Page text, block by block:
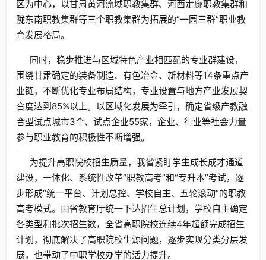
区为中心，以甘肃黄河流域职教集群、河西走廊职教集群和
陇东南职教集群等三个职教集群为拓展的“一园三群”职业教
育发展格局。
同时，稳步推进与区域特色产业相匹配的专业群建设，
围绕甘肃确定的装备制造、有色冶金、新材料等14条重点产
业链，不断优化专业布局结构，专业设置与地方产业发展契
合度达到85%以上。以区域化发展为牵引，确定省级产教融
合型试点城市3个、试点企业55家，企业、行业等社会力量
参与职业教育的积极性不断增强。
为提升高职院校招生质量，我省紧盯学生成长成才通道
建设，一体化、系统性改革“职教高考”和“专升本”考试，逐
步形成“统一平台、计划总控、学校自主、五轮滚动”的职教
高考模式。由省教育厅统一下达招生总计划，学校自主确定
各类型和批次招生数，全省高职院校连续4年超额完成招生
计划，彻底解决了高职院校生源问题，逐步实现分类分层发
展，也带动了中职学校办学的活力提升。